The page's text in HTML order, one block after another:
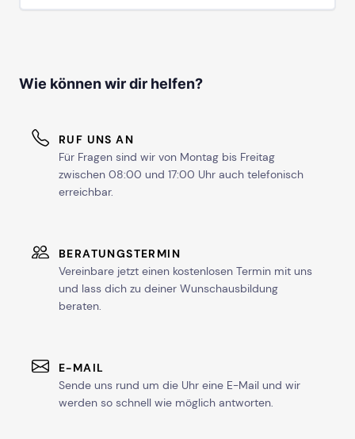
Wie können wir dir helfen?
RUF UNS AN
Für Fragen sind wir von Montag bis Freitag
zwischen 08:00 und 17:00 Uhr auch telefonisch
erreichbar.
BERATUNGSTERMIN
Vereinbare jetzt einen kostenlosen Termin mit uns
und lass dich zu deiner Wunschausbildung
beraten.
E-MAIL
Sende uns rund um die Uhr eine E-Mail und wir
werden so schnell wie möglich antworten.